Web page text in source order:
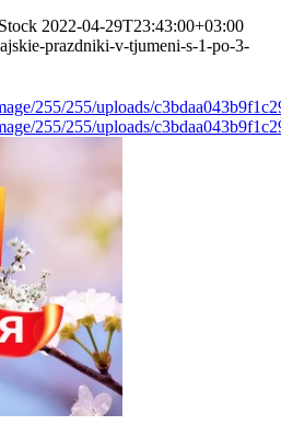
2022-04-29T23:43:00+03:00
prazdniki-v-tjumeni-s-1-po-3-
255/255/uploads/
255/255/uploads/